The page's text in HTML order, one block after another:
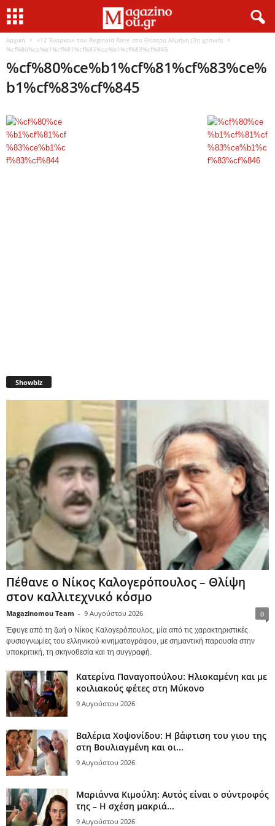
Αρχική
«12 Ένορκοι» του Reginald Rose στο Θέατρο Αλμήνη (3η χρονιά)
%cf%80%ce%b1%cf%81%cf%83%ce%b1%cf%83%cf%845
%cf%80%ce%b1%cf%81%cf%83%ce%
b1%cf%83%cf%845
Showbiz
Πέθανε ο Νίκος Καλογερόπουλος – Θλίψη
στον καλλιτεχνικό κόσμο
Magazinomou Team - 9 Αυγούστου 2026 0
Έφυγε από τη ζωή ο Νίκος Καλογερόπουλος, μία από τις χαρακτηριστικές
φυσιογνωμίες του ελληνικού κινηματογράφου, με σημαντική παρουσία στην
υποκριτική, τη σκηνοθεσία και τη συγγραφή.
Κατερίνα Παναγοπούλου: Ηλιοκαμένη και με
κοιλιακούς φέτες στη Μύκονο
9 Αυγούστου 2026
Βαλέρια Χοψονίδου: Η βάφτιση του γιου της
στη Βουλιαγμένη και οι...
9 Αυγούστου 2026
Μαριάννα Κιμούλη: Αυτός είναι ο σύντροφός
της – Η σχέση μακριά...
9 Αυγούστου 2026